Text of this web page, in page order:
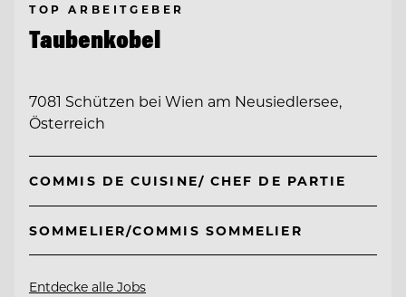
TOP ARBEITGEBER
Taubenkobel
7081 Schützen bei Wien am Neusiedlersee,
Österreich
COMMIS DE CUISINE/ CHEF DE PARTIE
SOMMELIER/COMMIS SOMMELIER
Entdecke alle Jobs